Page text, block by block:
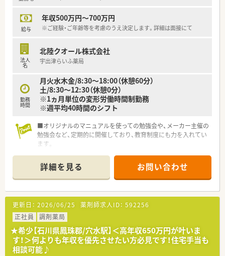
給与
年収500万円～700万円
※ご経験・ご年齢等を考慮のうえ決定します。詳細は面接にて
法人
名
北陸クオール株式会社
宇出津らいふ薬局
勤務
時間
月火水木金/8:30～18:00（休憩60分）
土/8:30～12:30（休憩0分）
※1ヵ月単位の変形労働時間制勤務
※週平均40時間のシフト
■オリジナルのマニュアルを使っての勉強会や、メーカー主催の
勉強会など、定期的に開催しており、教育制度にも力を入れてい
ます。
雰囲気の薬局です。
■おもてなしの心を大事にしております。患者様が来院される
とお茶をだしたり、患者様のもとに出向いて投薬を行ったりと、
患者様目線での対応を行っております。
■佐賀県と北陸地方をメインに28店舗展開する、中堅チェーン
の調剤薬局です！介護事業や在宅医療、手話教室やボランティア
活動なども行っており、しっかり社会貢献している会社です。
■ご希望・ご状況をお伺いの上、その他以外の求人のご紹介も可
能です！出張面談、WEB面談随時受付中♪ぜひお気軽にお問合せ
下さい◎
詳細を見る お問い合わせ
更新日： 2026/06/25 薬剤師求人ID： 592256
正社員
調剤薬局
★希少【石川県鳳珠郡/穴水駅】＜高年収650万円が叶いま
す！＞何よりも年収を優先させたい方必見です！住宅手当も
相談可能♪